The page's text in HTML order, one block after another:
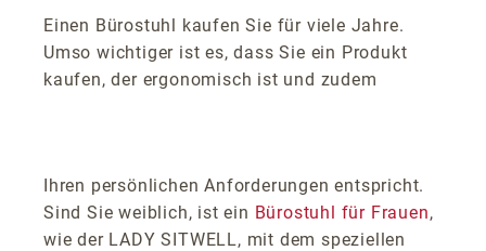
Einen Bürostuhl kaufen Sie für viele Jahre.
Umso wichtiger ist es, dass Sie ein Produkt
kaufen, der ergonomisch ist und zudem
Ihren persönlichen Anforderungen entspricht.
Sind Sie weiblich, ist ein Bürostuhl für Frauen,
wie der LADY SITWELL, mit dem speziellen